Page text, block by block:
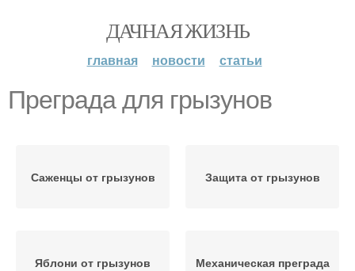
ДАЧНАЯ ЖИЗНЬ
главная новости статьи
Преграда для грызунов
Саженцы от грызунов Защита от грызунов
Яблони от грызунов Механическая преграда